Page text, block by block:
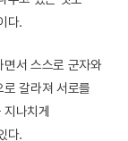
다.
서 스스로 군자와
갈라져 서로를
나치게
다.